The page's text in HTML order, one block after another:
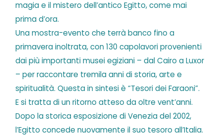
magia e il mistero dell’antico Egitto, come mai
prima d’ora.
Una mostra-evento che terrà banco fino a
primavera inoltrata, con 130 capolavori provenienti
dai più importanti musei egiziani – dal Cairo a Luxor
– per raccontare tremila anni di storia, arte e
spiritualità. Questa in sintesi è “Tesori dei Faraoni”.
E si tratta di un ritorno atteso da oltre vent’anni.
Dopo la storica esposizione di Venezia del 2002,
l’Egitto concede nuovamente il suo tesoro all’Italia.